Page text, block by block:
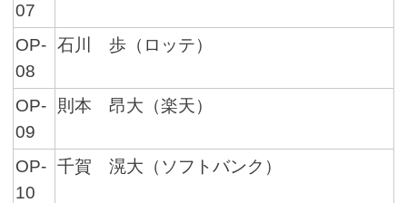
07
OP-
08
石川 歩（ロッテ）
OP-
09
則本 昂大（楽天）
OP-
10
千賀 滉大（ソフトバンク）